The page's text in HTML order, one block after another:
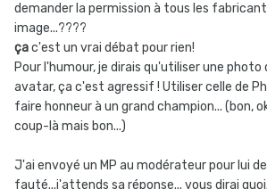
demander la permission à tous les
image...????
çac'est un vrai débat pour rien!
Pour l'humour, je dirais qu'utiliser une
avatar, ça c'est agressif ! Utiliser celle de
faire honneur à un grand champion... (bon,
coup-là mais bon...)
J'ai envoyé un MP au modérateur pour lui
fauté...j'attends sa réponse... vous dirai